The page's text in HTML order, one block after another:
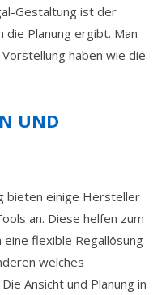
Gestaltung ist der
die Planung ergibt. Man
haben wie die
UND
bieten einige Hersteller
an. Diese helfen zum
flexible Regallösung
welches
Ansicht und Planung in